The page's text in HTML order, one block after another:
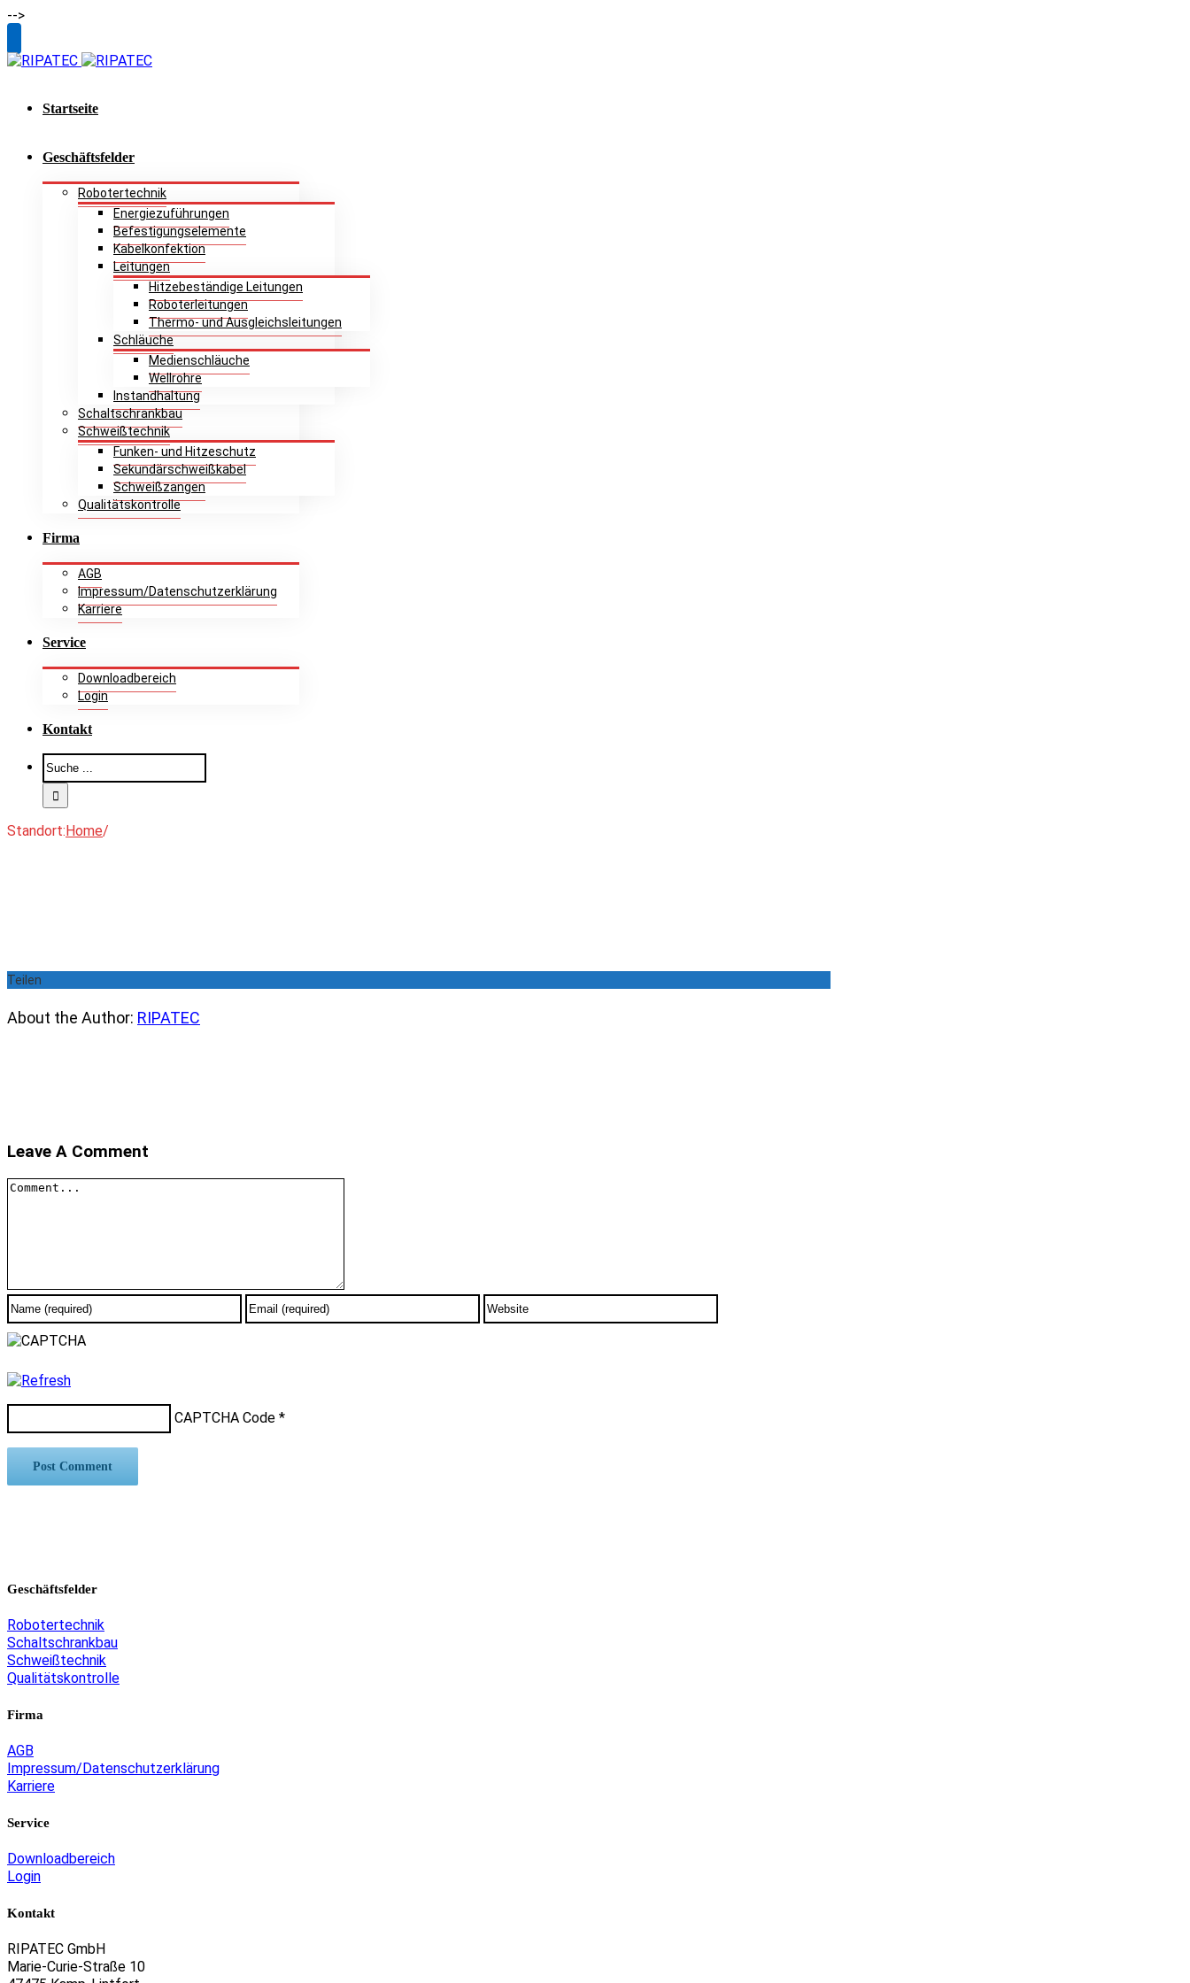
-->
SlidingBar
Area
Startseite
Geschäftsfelder
Robotertechnik
Energiezuführungen
Befestigungselemente
Kabelkonfektion
Leitungen
Hitzebeständige Leitungen
Roboterleitungen
Thermo- und Ausgleichsleitungen
Schläuche
Medienschläuche
Wellrohre
Instandhaltung
Schaltschrankbau
Schweißtechnik
Funken- und Hitzeschutz
Sekundärschweißkabel
Schweißzangen
Qualitätskontrolle
Firma
AGB
Impressum/Datenschutzerklärung
Karriere
Service
Downloadbereich
Login
Kontakt
Standort:Home/
Teilen
About the Author: RIPATEC
Leave A Comment
Comment
CAPTCHA Code *
Geschäftsfelder
Robotertechnik
Schaltschrankbau
Schweißtechnik
Qualitätskontrolle
Firma
AGB
Impressum/Datenschutzerklärung
Karriere
Service
Downloadbereich
Login
Kontakt
RIPATEC GmbH
Marie-Curie-Straße 10